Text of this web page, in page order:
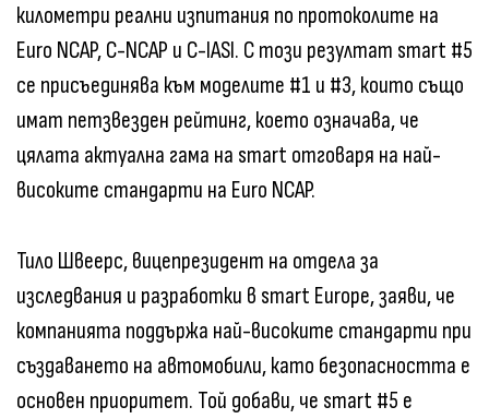
километри реални изпитания по протоколите на
Euro NCAP, C-NCAP и C-IASI. С този резултат smart #5
се присъединява към моделите #1 и #3, които също
имат петзвезден рейтинг, което означава, че
цялата актуална гама на smart отговаря на най-
високите стандарти на Euro NCAP.
Тило Швеерс, вицепрезидент на отдела за
изследвания и разработки в smart Europe, заяви, че
компанията поддържа най-високите стандарти при
създаването на автомобили, като безопасността е
основен приоритет. Той добави, че smart #5 е